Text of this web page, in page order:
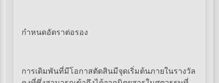
กำหนดอัตราต่อรอง
การเดิมพันที่มีโอกาสตัดสินมีจุดเริ่มต้นภายในรางวัล